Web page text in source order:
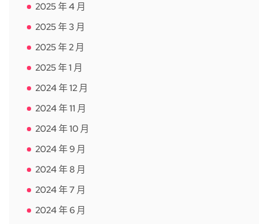
2025 年 4 月
2025 年 3 月
2025 年 2 月
2025 年 1 月
2024 年 12 月
2024 年 11 月
2024 年 10 月
2024 年 9 月
2024 年 8 月
2024 年 7 月
2024 年 6 月